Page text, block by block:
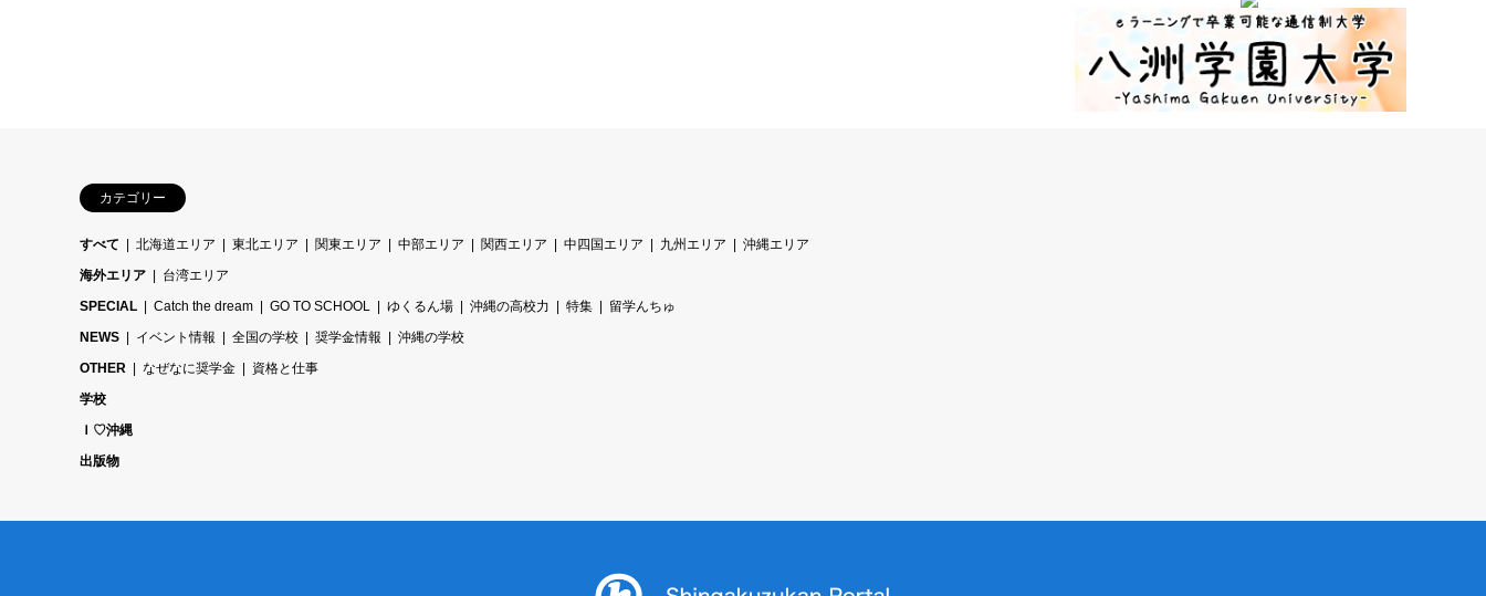
カテゴリー
すべて 北海道エリア 東北エリア 関東エリア 中部エリア 関西エリア 中四国エリア 九州エリア
沖縄エリア
海外エリア
台湾エリア
SPECIAL
Catch the dream GO TO SCHOOL ゆくるん場 沖縄の高校力 特集
留学んちゅ
NEWS
イベント情報 全国の学校 奨学金情報
沖縄の学校
OTHER
なぜなに奨学金
資格と仕事
学校
Ｉ♡沖縄
出版物